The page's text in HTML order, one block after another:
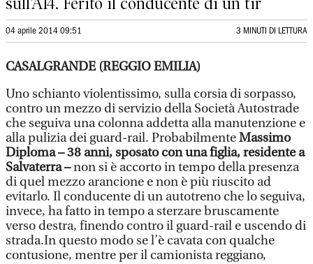
04 aprile 2014 09:51 3 MINUTI DI LETTURA
CASALGRANDE (REGGIO EMILIA)
Uno schianto violentissimo, sulla corsia di sorpasso,
contro un mezzo di servizio della Società Autostrade
che seguiva una colonna addetta alla manutenzione e
alla pulizia dei guard-rail. ProbabilmenteMassimo
Diploma – 38 anni, sposato con una figlia, residente a
Salvaterra –non si è accorto in tempo della presenza
di quel mezzo arancione e non è più riuscito ad
evitarlo. Il conducente di un autotreno che lo seguiva,
invece, ha fatto in tempo a sterzare bruscamente
verso destra, finendo contro il guard-rail e uscendo di
strada.In questo modo se l’è cavata con qualche
contusione, mentre per il camionista reggiano,